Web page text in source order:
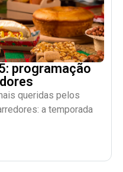
programação
queridas pelos
a temporada